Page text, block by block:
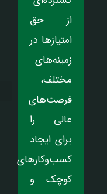
از حق
امتیازها در
زمینه‌های
مختلف،
فرصت‌های
عالی را
برای ایجاد
کسب‌وکارهای
کوچک و